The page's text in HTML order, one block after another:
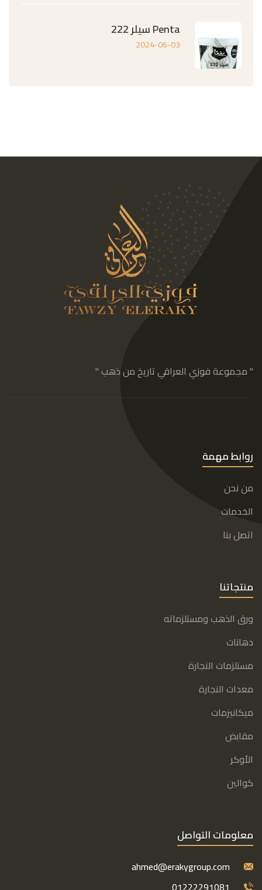
Penta سيلر 222
2024-06-03
" مجموعة فوزي العراقي تاريخ من ذهب "
روابط مهمة
من نحن
الخدمات
اتصل بنا
منتجاتنا
ورق الذهب ومستلزماته
دهانات
مستلزمات النجارة
معدات النجارة
ميكانيزمات
مقابض
الأوكر
كوالين
معلومات التواصل
ahmed@erakygroup.com